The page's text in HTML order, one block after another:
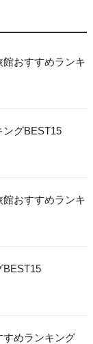
おすすめランキ
ングBEST15
おすすめランキ
BEST15
すめランキング